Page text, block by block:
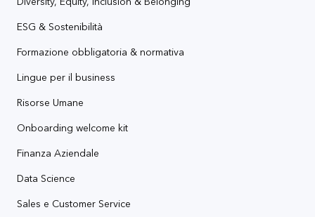
Diversity, Equity, Inclusion & Belonging
ESG & Sostenibilità
Formazione obbligatoria & normativa
Lingue per il business
Risorse Umane
Onboarding welcome kit
Finanza Aziendale
Data Science
Sales e Customer Service